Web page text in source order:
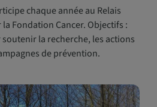
chaque année au Relais
Fondation Cancer. Objectifs :
la recherche, les actions
de prévention.